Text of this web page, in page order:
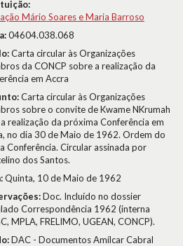
Mário Soares e Maria Barroso
04604.038.068
Carta circular às Organizações
da CONCP sobre a realização da
em Accra
Carta circular às Organizações
sobre o convite de Kwame NKrumah
realização da próxima Conferência em
no dia 30 de Maio de 1962. Ordem do
Conferência. Circular assinada por
dos Santos.
Quinta, 10 de Maio de 1962
Doc. Incluído no dossier
Correspondência 1962 (interna
MPLA, FRELIMO, UGEAN, CONCP).
DAC - Documentos Amílcar Cabral